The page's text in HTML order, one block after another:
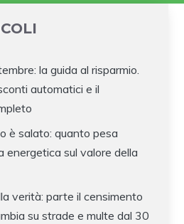
la guida al risparmio.
automatici e il
è salato: quanto pesa
energetica sul valore della
verità: parte il censimento
su strade e multe dal 30